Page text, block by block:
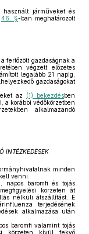
használt járműveket és
46. §-ban meghatározott
fertőzött gazdaságnak a
végzett előzetes
legalább 21 napig,
gazdaságokat
az (1) bekezdésben
a korábbi védőkörzetben
alkalmazandó
INTÉZKEDÉSEK
minden
venni.
napos baromfi és tojás
körzeten át
nélküli átszállítást. E
terjedésének
alkalmazása után
baromfi valamint tojás
körzeten kívül fekvő